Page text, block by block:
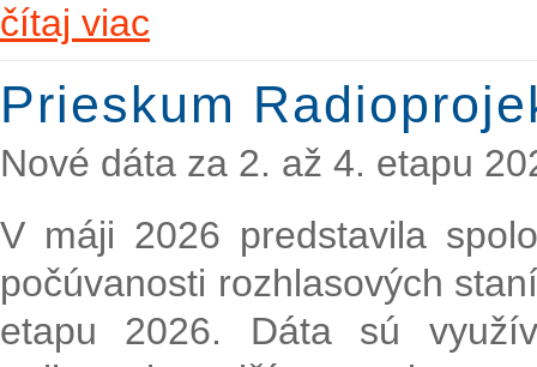
čítaj viac
Prieskum
Nové dáta za 2. až 4. etapu
V máji 2026 predstavila
počúvanosti rozhlasových
etapu 2026. Dáta sú